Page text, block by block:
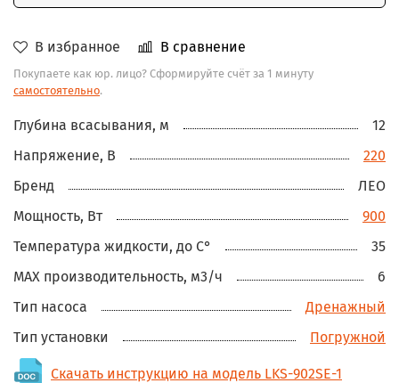
В избранное В сравнение
Покупаете как юр. лицо? Сформируйте счёт за 1 минуту
самостоятельно.
Глубина всасывания, м
12
Напряжение, В
220
Бренд
ЛЕО
Мощность, Вт
900
Температура жидкости, до С°
35
MAX производительность, м3/ч
6
Тип насоса
Дренажный
Тип установки
Погружной
Скачать инструкцию на модель LKS-902SE-1